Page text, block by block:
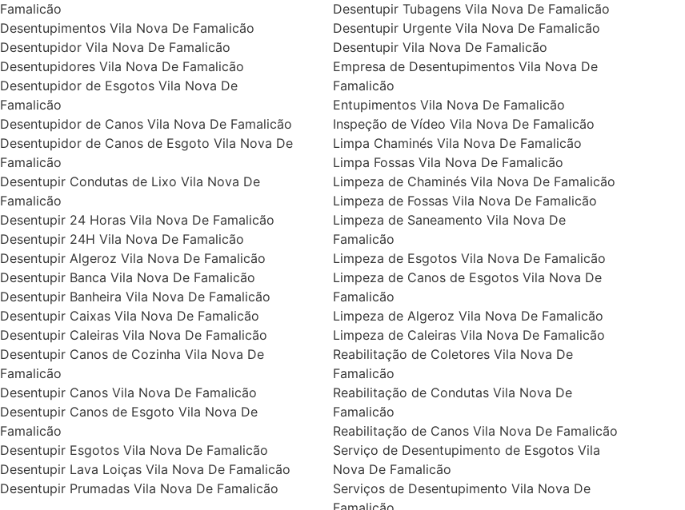
Famalicão
Desentupimentos Vila Nova De Famalicão
Desentupidor Vila Nova De Famalicão
Desentupidores Vila Nova De Famalicão
Desentupidor de Esgotos Vila Nova De
Famalicão
Desentupidor de Canos Vila Nova De Famalicão
Desentupidor de Canos de Esgoto Vila Nova De
Famalicão
Desentupir Condutas de Lixo Vila Nova De
Famalicão
Desentupir 24 Horas Vila Nova De Famalicão
Desentupir 24H Vila Nova De Famalicão
Desentupir Algeroz Vila Nova De Famalicão
Desentupir Banca Vila Nova De Famalicão
Desentupir Banheira Vila Nova De Famalicão
Desentupir Caixas Vila Nova De Famalicão
Desentupir Caleiras Vila Nova De Famalicão
Desentupir Canos de Cozinha Vila Nova De
Famalicão
Desentupir Canos Vila Nova De Famalicão
Desentupir Canos de Esgoto Vila Nova De
Famalicão
Desentupir Esgotos Vila Nova De Famalicão
Desentupir Lava Loiças Vila Nova De Famalicão
Desentupir Prumadas Vila Nova De Famalicão
Desentupir Tubagens Vila Nova De Famalicão
Desentupir Urgente Vila Nova De Famalicão
Desentupir Vila Nova De Famalicão
Empresa de Desentupimentos Vila Nova De
Famalicão
Entupimentos Vila Nova De Famalicão
Inspeção de Vídeo Vila Nova De Famalicão
Limpa Chaminés Vila Nova De Famalicão
Limpa Fossas Vila Nova De Famalicão
Limpeza de Chaminés Vila Nova De Famalicão
Limpeza de Fossas Vila Nova De Famalicão
Limpeza de Saneamento Vila Nova De
Famalicão
Limpeza de Esgotos Vila Nova De Famalicão
Limpeza de Canos de Esgotos Vila Nova De
Famalicão
Limpeza de Algeroz Vila Nova De Famalicão
Limpeza de Caleiras Vila Nova De Famalicão
Reabilitação de Coletores Vila Nova De
Famalicão
Reabilitação de Condutas Vila Nova De
Famalicão
Reabilitação de Canos Vila Nova De Famalicão
Serviço de Desentupimento de Esgotos Vila
Nova De Famalicão
Serviços de Desentupimento Vila Nova De